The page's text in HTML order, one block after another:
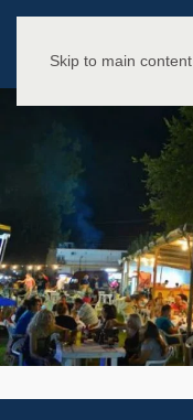
Skip to main content